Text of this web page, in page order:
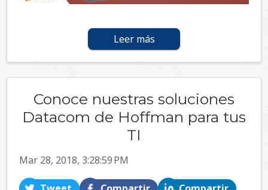
Leer más
Conoce nuestras soluciones
Datacom de Hoffman para tus
TI
Mar 28, 2018, 3:28:59 PM